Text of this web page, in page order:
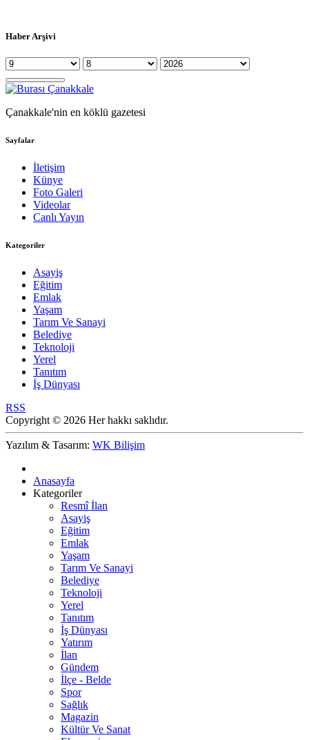
Haber Arşivi
Çanakkale'nin en köklü gazetesi
Sayfalar
İletişim
Künye
Foto Galeri
Videolar
Canlı Yayın
Kategoriler
Asayiş
Eğitim
Emlak
Yaşam
Tarım Ve Sanayi
Belediye
Teknoloji
Yerel
Tanıtım
İş Dünyası
RSS
Copyright © 2026 Her hakkı saklıdır.
Yazılım & Tasarım: WK Bilişim
Anasayfa
Kategoriler
Resmî İlan
Asayiş
Eğitim
Emlak
Yaşam
Tarım Ve Sanayi
Belediye
Teknoloji
Yerel
Tanıtım
İş Dünyası
Yatırım
İlan
Gündem
İlçe - Belde
Spor
Sağlık
Magazin
Kültür Ve Sanat